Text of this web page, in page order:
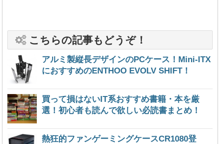
こちらの記事もどうぞ！
アルミ製縦長デザインのPCケース！Mini-ITX
におすすめのENTHOO EVOLV SHIFT！
買って損はないIT系おすすめ書籍・本を厳
選！初心者も読んで欲しい必読書まとめ！
熱狂的ファンゲーミングケースCR1080登